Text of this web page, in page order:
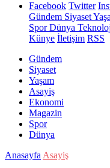
Facebook Twitter
Gündem Siyaset
SporDünya
Künye İletişim RSS
Gündem
Siyaset
Yaşam
Asayiş
Ekonomi
Magazin
Spor
Dünya
Anasayfa Asayiş